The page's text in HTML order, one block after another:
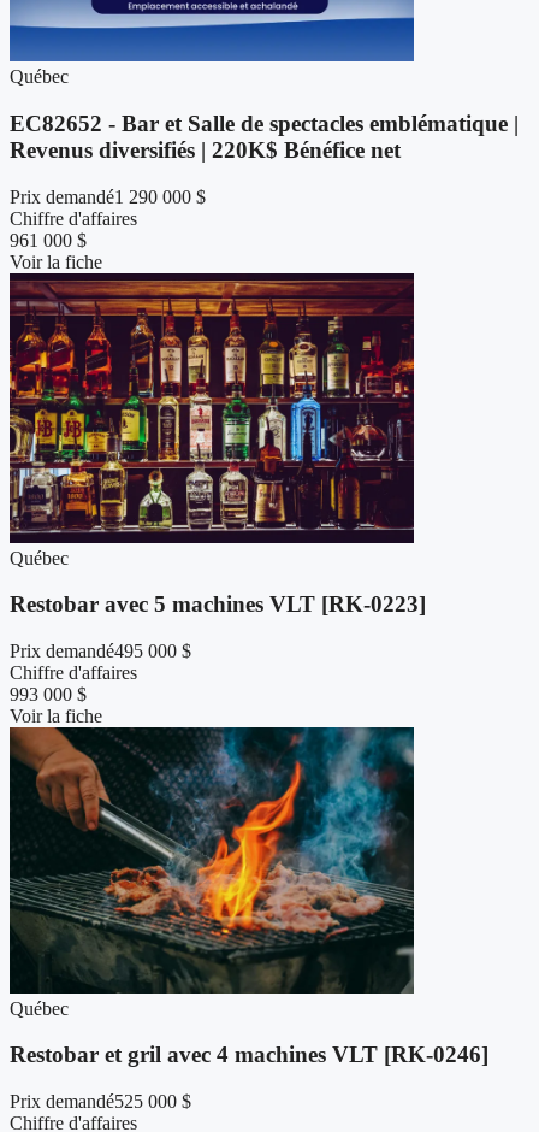
Québec
EC82652 - Bar et Salle de spectacles emblématique |
Revenus diversifiés | 220K$ Bénéfice net
Prix demandé1 290 000 $
Chiffre d'affaires
961 000 $
Voir la fiche
Québec
Restobar avec 5 machines VLT [RK-0223]
Prix demandé495 000 $
Chiffre d'affaires
993 000 $
Voir la fiche
Québec
Restobar et gril avec 4 machines VLT [RK-0246]
Prix demandé525 000 $
Chiffre d'affaires